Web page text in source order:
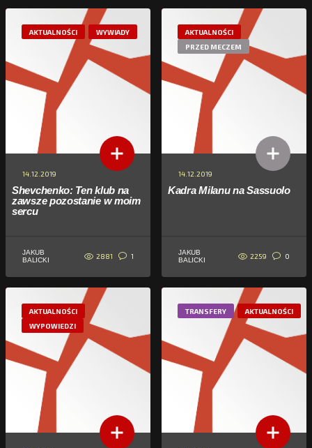
AKTUALNOŚCI WYWIADY
14.12.2019
Shevchenko: Ten klub na
zawsze pozostanie w moim
sercu
JAKUB
BALICKI
2881 1
AKTUALNOŚCI
PRZED MECZEM
14.12.2019
Kadra Milanu na Sassuolo
JAKUB
BALICKI
2259 0
AKTUALNOŚCI
WYPOWIEDZI
TRANSFERY AKTUALNOŚCI